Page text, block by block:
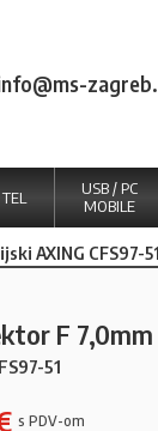
USB / PC
MOBILE
AXING CFS97-51
F
51